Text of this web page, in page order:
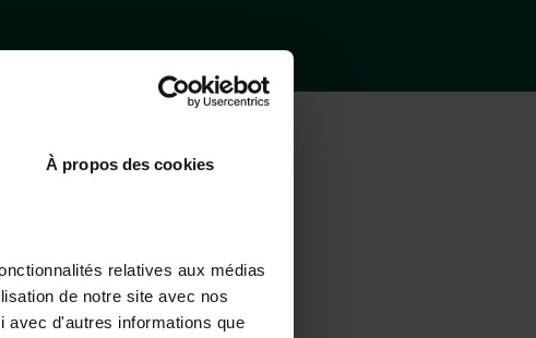
À propos des cookies
relatives aux médias
de notre site avec nos
avec d'autres informations que
ANREISEN
Mit dem Zug